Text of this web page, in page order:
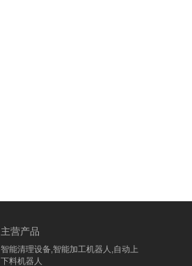
主营产品
智能清理设备,智能加工机器人,自动上
下料机器人